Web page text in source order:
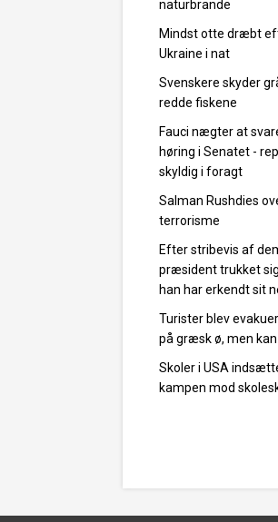
naturbrande
Mindst otte dræbt
Ukraine i nat
Svenskere skyder
redde fiskene
Fauci nægter at
høring i Senatet -
skyldig i foragt
Salman Rushdies
terrorisme
Efter stribevis af
præsident trukket
han har erkendt sit
Turister blev
på græsk ø, men
Skoler i USA
kampen mod